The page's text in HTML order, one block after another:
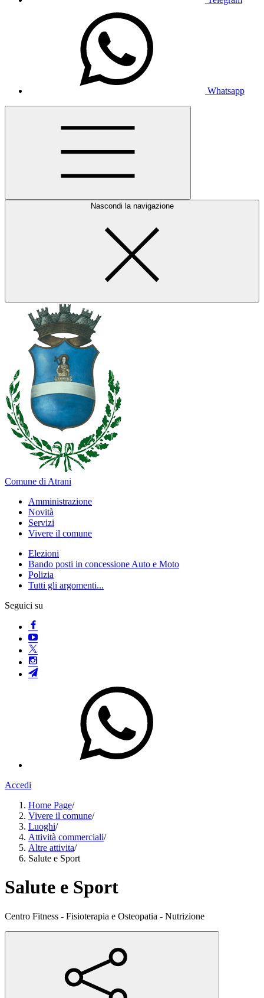
Whatsapp
Nascondi la navigazione
Comune di Atrani
Amministrazione
Novità
Servizi
Vivere il comune
Elezioni
Bando posti in concessione Auto e Moto
Polizia
Tutti gli argomenti...
Seguici su
Accedi
Home Page/
Vivere il comune/
Luoghi/
Attività commerciali/
Altre attivita/
Salute e Sport
Salute e Sport
Centro Fitness - Fisioterapia e Osteopatia - Nutrizione